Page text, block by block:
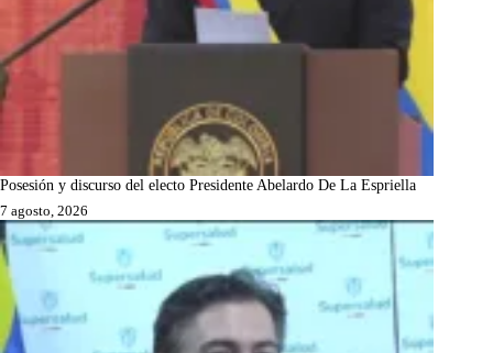
Posesión y discurso del electo Presidente Abelardo De La Espriella
7 agosto, 2026